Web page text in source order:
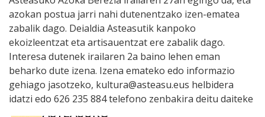
azokan postua jarri nahi dutenentzako izen-ematea
zabalik dago. Deialdia Asteasutik kanpoko
ekoizleentzat eta artisauentzat ere zabalik dago.
Interesa dutenek irailaren 2a baino lehen eman
beharko dute izena. Izena emateko edo informazio
gehiago jasotzeko, kultura@asteasu.eus helbidera
idatzi edo 626 235 884 telefono zenbakira deitu daiteke